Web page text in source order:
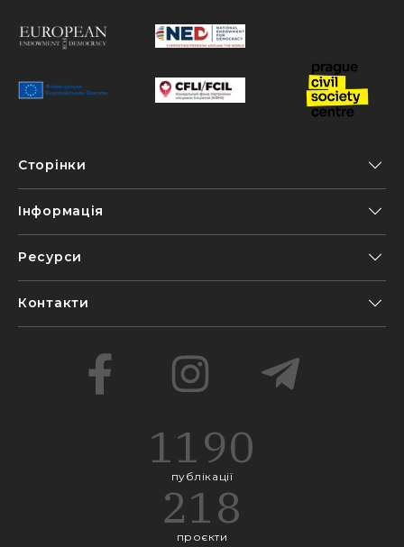
Сторінки
Інформація
Ресурси
Контакти
1190
публікації
218
проєкти